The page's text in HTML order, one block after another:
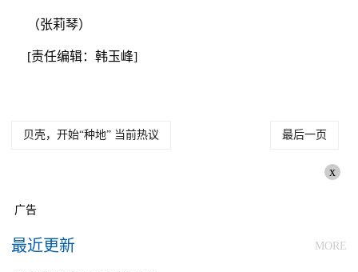
（张莉琴）
[责任编辑：韩玉峰]
贝壳，开始“种地” 当前热议 最后一页
x
广告
最近更新 MORE